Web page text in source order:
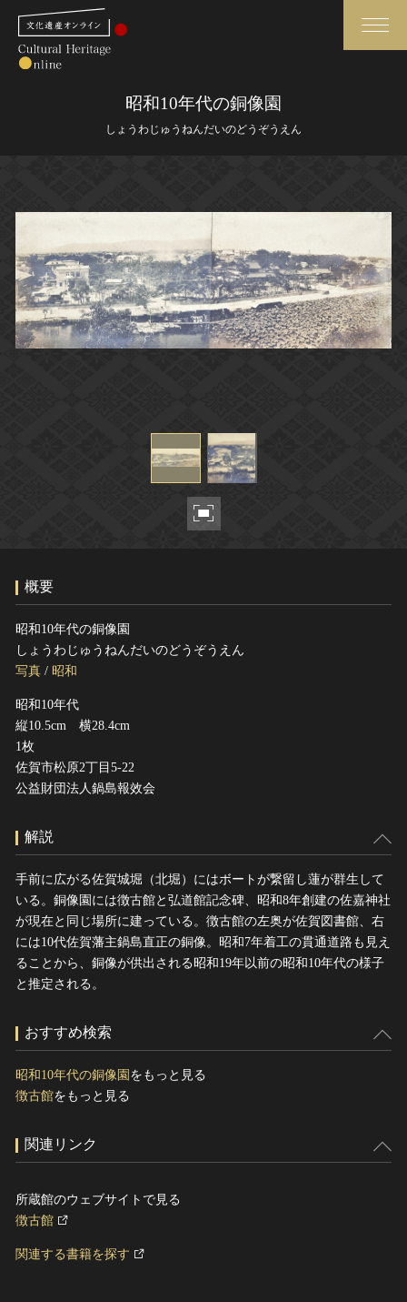
さらに詳細検索
さらに詳細検索
トップ
作品一覧
カテゴリで見る
媒体資料・関連記事等
博物館、美術館の皆さまへ
文化庁よりご挨拶
このサイトについて
関連サイトリンク
サイトマップ
サイトのご意見はこちら
文化遺産データベース
国指定文化財等データベース
昭和10年代の銅像園
しょうわじゅうねんだいのどうぞうえん
概要
昭和10年代の銅像園
しょうわじゅうねんだいのどうぞうえん
写真 / 昭和
昭和10年代
縦10.5cm 横28.4cm
1枚
佐賀市松原2丁目5-22
公益財団法人鍋島報效会
解説
手前に広がる佐賀城堀（北堀）にはボートが繋留し蓮が群生して
いる。銅像園には徴古館と弘道館記念碑、昭和8年創建の佐嘉神社
が現在と同じ場所に建っている。徴古館の左奥が佐賀図書館、右
には10代佐賀藩主鍋島直正の銅像。昭和7年着工の貫通道路も見え
ることから、銅像が供出される昭和19年以前の昭和10年代の様子
と推定される。
おすすめ検索
昭和10年代の銅像園 をもっと見る
徴古館をもっと見る
関連リンク
所蔵館のウェブサイトで見る
徴古館
関連する書籍を探す